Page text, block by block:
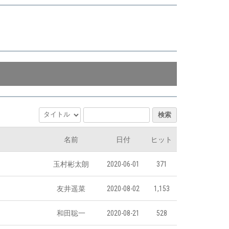
検索
名前 日付 ヒット
玉村彬太朗 2020-06-01 371
友井遥菜 2020-08-02 1,153
和田聡一 2020-08-21 528